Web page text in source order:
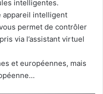
intelligentes.
appareil intelligent
permet de contrôler
via l’assistant virtuel
et européennes, mais